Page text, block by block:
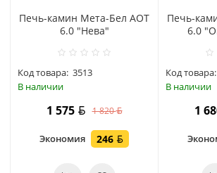
Печь-камин Мета-Бел АОТ
6.0 "Нева"
Код товара: 3513
В наличии
1 575 1 820
Экономия 246
Печь-
6.0
Код товара:
В наличии
1